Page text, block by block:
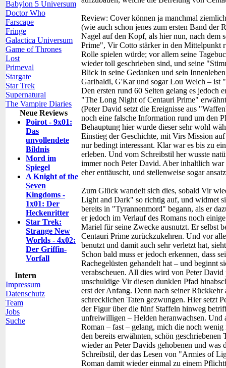
Babylon 5 Universum
Doctor Who
Farscape
Fringe
Galactica Universum
Game of Thrones
Lost
Primeval
Stargate
Star Trek
Supernatural
The Vampire Diaries
Neue Reviews
Poirot - 9x01:
Das
unvollendete
Bildnis
Mord im
Spiegel
A Knight of the
Seven
Kingdoms -
1x01: Der
Heckenritter
Star Trek:
Strange New
Worlds - 4x02:
Der Griffin-
Vorfall
Intern
Impressum
Datenschutz
Team
Jobs
Suche
Review: Cover können ja manchmal
(wie auch schon jenes zum ersten Band der
Nagel auf den Kopf, als hier nun, nach
Prime", Vir Cotto stärker in den Mittelpunkt
Rolle spielen würde; vor allem seine
wieder toll geschrieben sind, und seine
Blick in seine Gedanken und sein
Garibaldi, G'Kar und sogar Lou Welch –
Den ersten rund 60 Seiten gelang es jedoch
"The Long Night of Centauri Prime"
(Peter David setzt die Ereignisse aus
noch eine falsche Information rund um den
Behauptung hier wurde dieser sehr wohl
Einstieg der Geschichte, mit Virs Mission
nur bedingt interessant. Klar war es bis zu
erleben. Und vom Schreibstil her wusste
immer noch Peter David. Aber inhaltlich
eher enttäuscht, und stellenweise sogar
Zum Glück wandelt sich dies, sobald Vir
Light and Dark" so richtig auf, und widmet
bereits in "Tyrannenmord" begann, als er
er jedoch im Verlauf des Romans noch
Mariel für seine Zwecke ausnutzt. Er selbst
Centauri Prime zurückzukehren. Und vor
benutzt und damit auch sehr verletzt hat,
Schon bald muss er jedoch erkennen, dass
Rachegelüsten gehandelt hat – und beginnt
verabscheuen. All dies wird von Peter David
unschuldige Vir diesen dunklen Pfad
erst der Anfang. Denn nach seiner
schrecklichen Taten gezwungen. Hier setzt
der Figur über die fünf Staffeln hinweg
unfreiwilligen – Helden heranwachsen. Und
Roman – fast – gelang, mich die noch wenig
den bereits erwähnten, schön
wieder an Peter Davids gehobenen und
Schreibstil, der das Lesen von "Armies of
Roman damit wieder einmal zu einem